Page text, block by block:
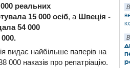
реальних
15 000 осіб, а Швеція -
54 000
видає найбільше паперів на
000 наказів про репатріацію.